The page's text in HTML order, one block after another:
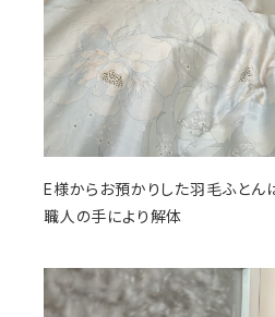
E様からお預かりした羽毛ふとん
職人の手により解体